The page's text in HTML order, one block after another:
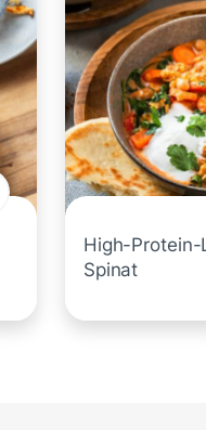
High-
Spinat